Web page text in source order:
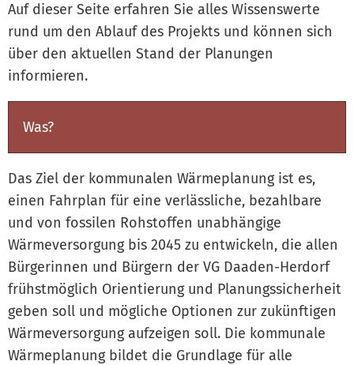
Auf dieser Seite erfahren Sie alles Wissenswerte
rund um den Ablauf des Projekts und können sich
über den aktuellen Stand der Planungen
informieren.
Was?
Das Ziel der kommunalen Wärmeplanung ist es,
einen Fahrplan für eine verlässliche, bezahlbare
und von fossilen Rohstoffen unabhängige
Wärmeversorgung bis 2045 zu entwickeln, die allen
Bürgerinnen und Bürgern der VG Daaden-Herdorf
frühstmöglich Orientierung und Planungssicherheit
geben soll und mögliche Optionen zur zukünftigen
Wärmeversorgung aufzeigen soll. Die kommunale
Wärmeplanung bildet die Grundlage für alle